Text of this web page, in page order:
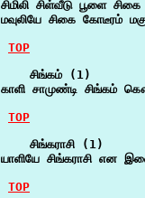
சிமிலி சிள்வீடு பூளை
மவுலியே சிகை கோடீரம்
TOP
    சிங்கம் (1)
காளி சாமுண்டி சிங்கம்
TOP
    சிங்கராசி (1)
யாளியே சிங்கராசி என
TOP